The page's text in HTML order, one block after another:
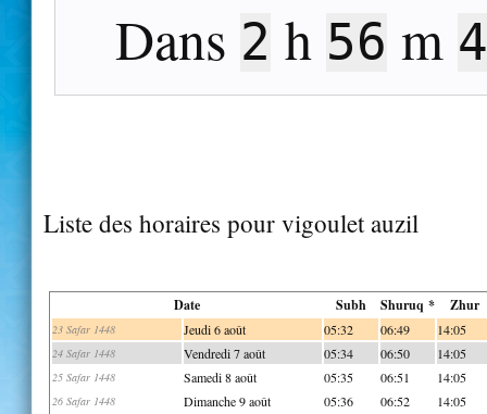
Dans 2 h 56 m
Liste des horaires pour vigoulet auzil
Date Subh Shuruq * Zhur
23 Safar 1448 Jeudi 6 août 05:32 06:49 14:05
24 Safar 1448 Vendredi 7 août 05:34 06:50 14:05
25 Safar 1448 Samedi 8 août 05:35 06:51 14:05
26 Safar 1448 Dimanche 9 août 05:36 06:52 14:05